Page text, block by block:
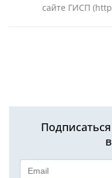
сайте ГИСП